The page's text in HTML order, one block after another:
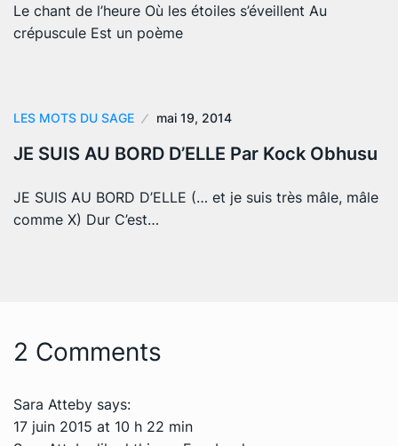
Le chant de l’heure Où les étoiles s’éveillent Au
crépuscule Est un poème
LES MOTS DU SAGE mai 19, 2014
JE SUIS AU BORD D’ELLE Par Kock Obhusu
JE SUIS AU BORD D’ELLE (… et je suis très mâle, mâle
comme X) Dur C’est…
2 Comments
Sara Atteby says:
17 juin 2015 at 10 h 22 min